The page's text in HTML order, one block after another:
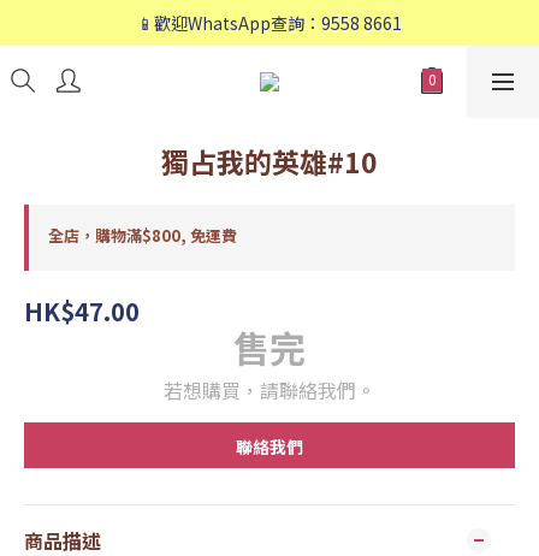
📱歡迎WhatsApp查詢：9558 8661
📱歡迎WhatsApp查詢：9558 8661
❤️會員專享：🛍購物滿💰HK$800，🚚免運費❤️
獨占我的英雄#10
全店，購物滿$800, 免運費
HK$47.00
售完
若想購買，請聯絡我們。
聯絡我們
商品描述